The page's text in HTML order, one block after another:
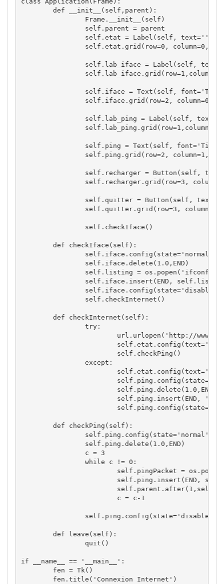
def
__init__ ( self , parent ) :
		Frame.
__init__ ( self )
self . parent = parent
self . etat = Label ( self , text=''
self . etat . grid ( row=0 , column=0 ,
self . lab_iface = Label ( self , text
self . lab_iface . grid ( row=1 , column
self . iface = Text ( self , font=
self . iface . grid ( row=2 , column=0
self . lab_ping = Label ( self , text
self . lab_ping . grid ( row=1 , column
self . ping = Text ( self , font=
self . ping . grid ( row=2 , column=1 ,
self . recharger = Button ( self , text
self . recharger. grid ( row=3 , column
self . quitter = Button ( self , text
self . quitter. grid ( row=3 , column
self . checkIface ( )
def checkIface ( self ) :
self . iface . config ( state='normal'
self . iface . delete ( 1.0 , END )
self . listing = os . popen ( 'ifconfig'
self . iface . insert ( END , self .
self . iface . config ( state='disabled'
self . checkInternet ( )
def checkInternet ( self ) :
try:
			url.
urlopen ( 'http://
self . etat . config ( text=
self . checkPing ( )
except :
self . etat . config ( text=
self . ping . config ( state=
self . ping . delete ( 1.0 , END
self . ping . insert ( END ,
self . ping . config ( state=
def checkPing ( self ) :
self . ping . config ( state='normal'
self . ping . delete ( 1.0 , END )
		c
=
3
while c != 0 :
self . pingPacket = os . popen
self . ping . insert ( END , self
self . parent . after( 1 , self
			c
= c- 1
self . ping . config ( state='disabled'
def leave ( self ) :
		quit
( )
if __name__ == '__main__' :
	fen
= Tk( )
	fen.
title ( 'Connexion Internet' )